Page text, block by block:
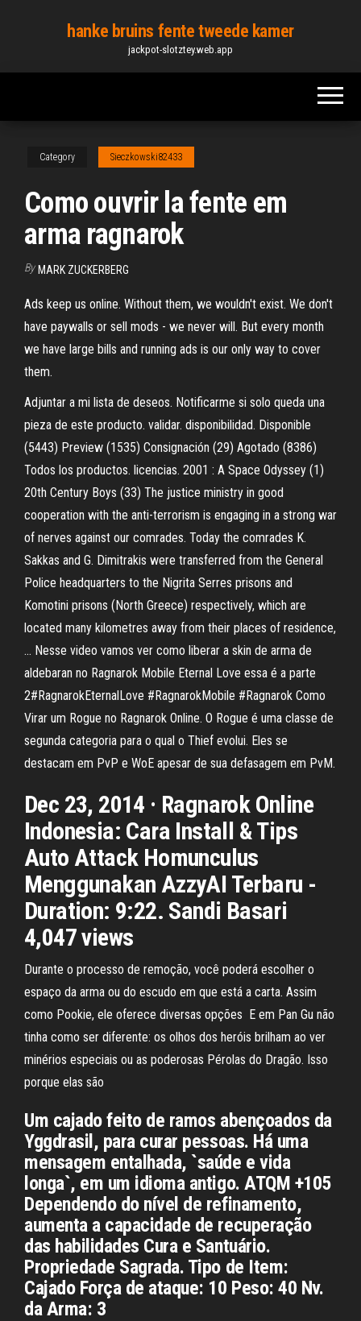
content
hanke bruins fente tweede kamer
jackpot-slotztey.web.app
Category Sieczkowski82433
Como ouvrir la fente em
arma ragnarok
By MARK ZUCKERBERG
Ads keep us online. Without them, we wouldn't exist. We don't
have paywalls or sell mods - we never will. But every month
we have large bills and running ads is our only way to cover
them.
Adjuntar a mi lista de deseos. Notificarme si solo queda una
pieza de este producto. validar. disponibilidad. Disponible
(5443) Preview (1535) Consignación (29) Agotado (8386)
Todos los productos. licencias. 2001 : A Space Odyssey (1)
20th Century Boys (33) The justice ministry in good
cooperation with the anti-terrorism is engaging in a strong war
of nerves against our comrades. Today the comrades K.
Sakkas and G. Dimitrakis were transferred from the General
Police headquarters to the Nigrita Serres prisons and
Komotini prisons (North Greece) respectively, which are
located many kilometres away from their places of residence,
… Nesse video vamos ver como liberar a skin de arma de
aldebaran no Ragnarok Mobile Eternal Love essa é a parte
2#RagnarokEternalLove #RagnarokMobile #Ragnarok Como
Virar um Rogue no Ragnarok Online. O Rogue é uma classe de
segunda categoria para o qual o Thief evolui. Eles se
destacam em PvP e WoE apesar de sua defasagem em PvM.
Dec 23, 2014 · Ragnarok Online
Indonesia: Cara Install & Tips
Auto Attack Homunculus
Menggunakan AzzyAI Terbaru -
Duration: 9:22. Sandi Basari
4,047 views
Durante o processo de remoção, você poderá escolher o
espaço da arma ou do escudo em que está a carta. Assim
como Pookie, ele oferece diversas opções E em Pan Gu não
tinha como ser diferente: os olhos dos heróis brilham ao ver
minérios especiais ou as poderosas Pérolas do Dragão. Isso
porque elas são
Um cajado feito de ramos abençoados da
Yggdrasil, para curar pessoas. Há uma
mensagem entalhada, `saúde e vida
longa`, em um idioma antigo. ATQM +105
Dependendo do nível de refinamento,
aumenta a capacidade de recuperação
das habilidades Cura e Santuário.
Propriedade Sagrada. Tipo de Item:
Cajado Força de ataque: 10 Peso: 40 Nv.
da Arma: 3